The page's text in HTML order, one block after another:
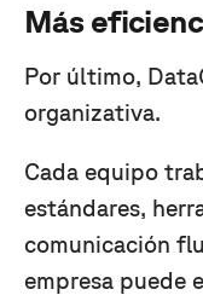
Más
Por último,
organizativa.
Cada equipo
estándares,
comunicación
empresa puede